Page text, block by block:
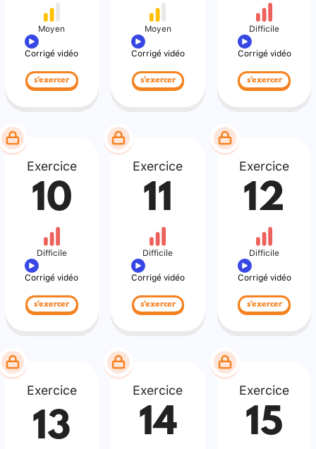
Moyen
Corrigé vidéo
s'exercer
Moyen
Corrigé vidéo
s'exercer
Difficile
Corrigé vidéo
s'exercer
Exercice
10
Difficile
Corrigé vidéo
s'exercer
Exercice
11
Difficile
Corrigé vidéo
s'exercer
Exercice
12
Difficile
Corrigé vidéo
s'exercer
Exercice
13
Exercice
14
Exercice
15